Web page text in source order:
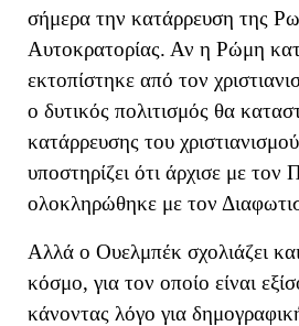
σήμερα την κατάρρευση της
Αυτοκρατορίας. Αν η Ρώμη
εκτοπίστηκε από τον
ο δυτικός πολιτισμός θα
κατάρρευσης του
υποστηρίζει ότι άρχισε με τον
ολοκληρώθηκε με τον
Αλλά ο Ουελμπέκ σχολιάζει
κόσμο, για τον οποίο είναι
κάνοντας λόγο για